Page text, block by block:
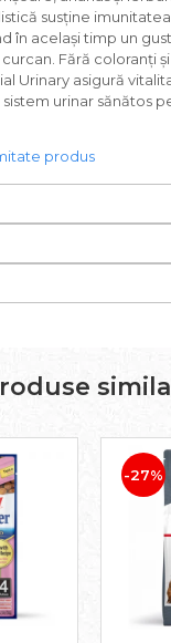
susține
în același timp un
Fără coloranți
Urinary asigură
urinar sănătos
produs
-27%